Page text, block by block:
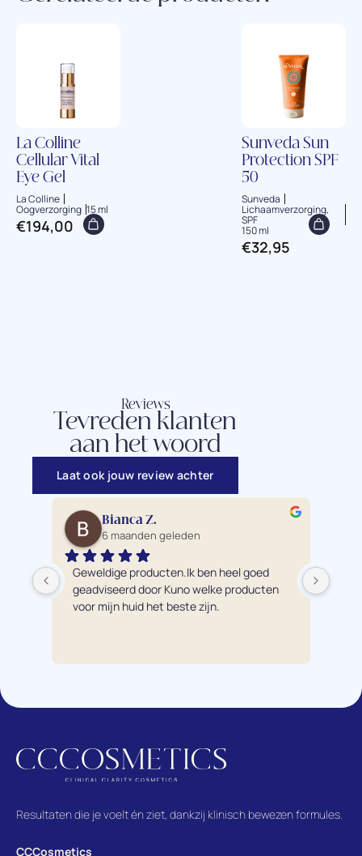
La Colline
Cellular Vital
Eye Gel
La Colline
Oogverzorging 15 ml
€194,00
Sunveda Sun
Protection SPF
50
Sunveda
Lichaamverzorging,
SPF
150 ml
€32,95
Reviews
Tevreden klanten
aan het woord
Laat ook jouw review achter
Bianca Z.
6 maanden geleden
Geweldige producten.Ik ben heel goed
geadviseerd door Kuno welke producten
voor mijn huid het beste zijn.
Resultaten die je voelt én ziet, dankzij klinisch bewezen formules.
CCCosmetics